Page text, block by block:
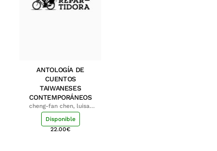
ANTOLOGÍA DE
CUENTOS
TAIWANESES
CONTEMPORÁNEOS
cheng-fan chen, luisa;
shu-ying chang, luisa
Disponible
22.00€